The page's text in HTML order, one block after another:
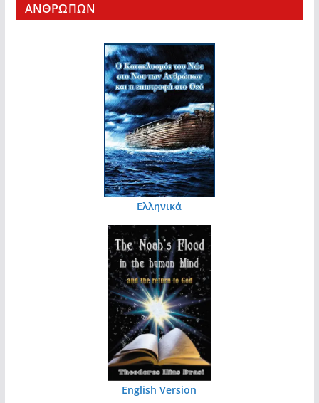
ΑΝΘΡΩΠΩΝ
Ελληνικά
English Version